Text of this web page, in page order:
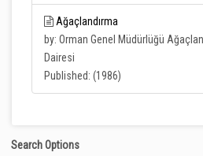
Ağaçlandırma
by: Orman Genel Müdürlüğü
Dairesi
Published: (1986)
Search Options